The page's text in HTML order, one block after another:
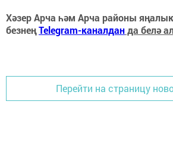
Хәзер Арча һәм Арча районы
безнеңTelegram-каналданда белә
Перейти на страницу